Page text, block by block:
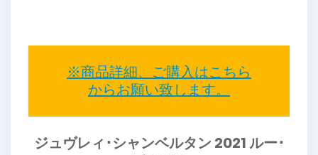
※商品詳細、ご購入はこちら
からお願い致します。
ジュヴレィ･シャンベルタン 2021 ルー･